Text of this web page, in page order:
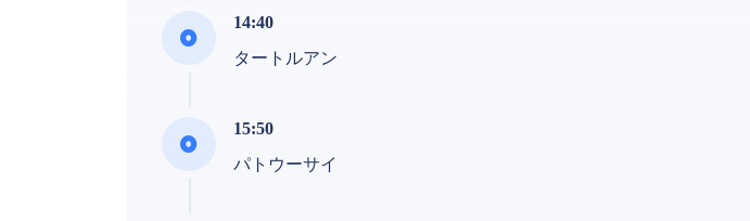
14:40
タートルアン
15:50
パトウーサイ